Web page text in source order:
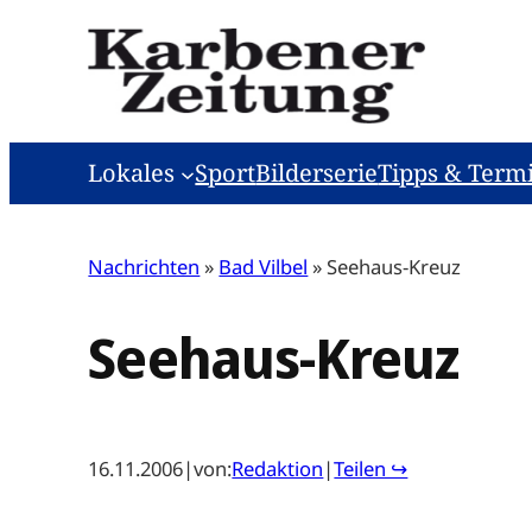
Lokales SportBilderserieTipps &
Nachrichten » Bad Vilbel »Seehaus-Kreuz
Seehaus-Kreuz
16.11.2006|von:Redaktion |Teilen ↪